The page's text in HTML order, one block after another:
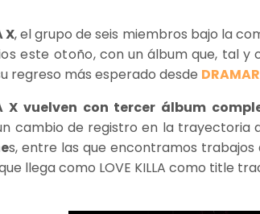
X, el grupo de seis miembros bajo la
este otoño, con un álbum que, tal y
regreso más esperado desde
X vuelven con tercer álbum
cambio de registro en la trayectoria
s, entre las que encontramos
llega como LOVE KILLA como title